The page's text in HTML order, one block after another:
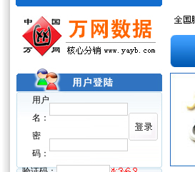
用户
名：
密
码：